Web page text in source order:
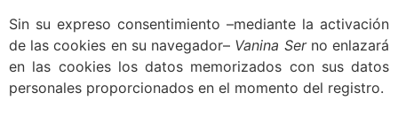
Sin su expreso consentimiento –mediante la activación
de las cookies en su navegador– Vanina Serno enlazará
en las cookies los datos memorizados con sus datos
personales proporcionados en el momento del registro.